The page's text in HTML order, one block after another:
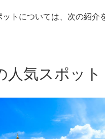
トについては、次の紹
人気スポット